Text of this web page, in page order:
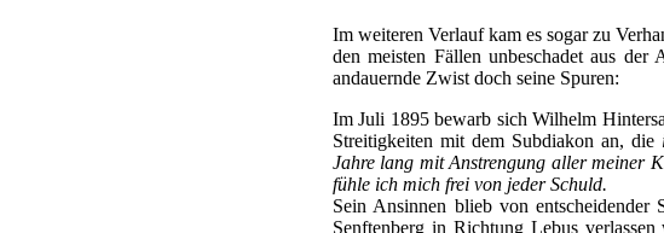
Im weiteren Verlauf kam es sogar zu
den meisten Fällen unbeschadet aus
andauernde Zwist doch seine Spuren:
Im Juli 1895 bewarb sich Wilhelm
Streitigkeiten mit dem Subdiakon an, die
Jahre lang mit Anstrengung aller meiner
fühle ich mich frei von jeder Schuld.
Sein Ansinnen blieb von
Senftenberg in Richtung Lebus